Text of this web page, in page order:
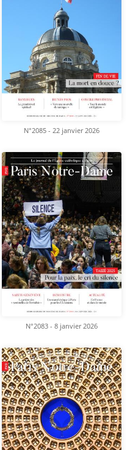
N°2085 - 22 janvier 2026
N°2083 - 8 janvier 2026